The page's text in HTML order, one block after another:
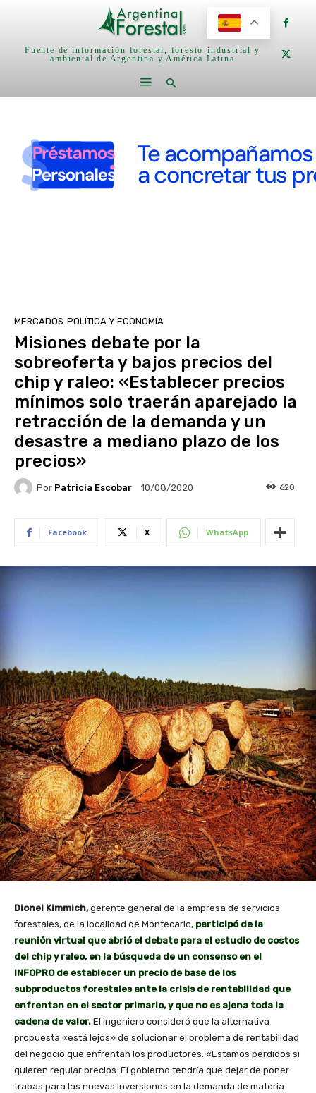
Fuente de información forestal, foresto-industrial y
ambiental de Argentina y América Latina
MERCADOS POLÍTICA Y ECONOMÍA
Misiones debate por la
sobreoferta y bajos precios del
chip y raleo: «Establecer precios
mínimos solo traerán aparejado la
retracción de la demanda y un
desastre a mediano plazo de los
precios»
Por Patricia Escobar 10/08/2020 620
Facebook X WhatsApp
Dionel Kimmich,gerente general de la empresa de servicios
forestales, de la localidad de Montecarlo, participó de la
reunión virtual que abrió el debate para el estudio de costos
del chip y raleo, en la búsqueda de un consenso en el
INFOPRO de establecer un precio de base de los
subproductos forestales ante la crisis de rentabilidad que
enfrentan en el sector primario, y que no es ajena toda la
cadena de valor. El ingeniero consideró que la alternativa
propuesta «está lejos» de solucionar el problema de rentabilidad
del negocio que enfrentan los productores. «Estamos perdidos si
quieren regular precios. El gobierno tendría que dejar de poner
trabas para las nuevas inversiones en la demanda de materia